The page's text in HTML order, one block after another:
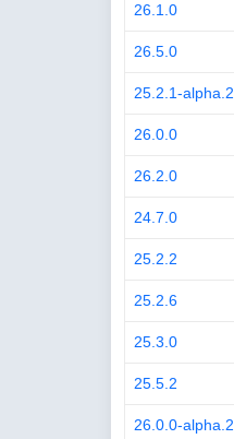
26.1.0
26.5.0
25.2.1-alpha.2
26.0.0
26.2.0
24.7.0
25.2.2
25.2.6
25.3.0
25.5.2
26.0.0-alpha.2